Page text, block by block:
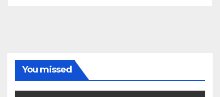
You missed